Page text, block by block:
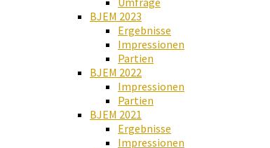
BJEM 2023
Ergebnisse
Impressionen
Partien
BJEM 2022
Impressionen
Partien
BJEM 2021
Ergebnisse
Impressionen